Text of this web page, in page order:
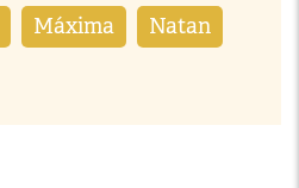
Máxima Natan